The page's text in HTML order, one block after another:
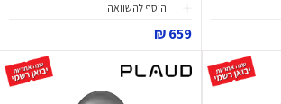
הוסף להשוואה
659 ₪